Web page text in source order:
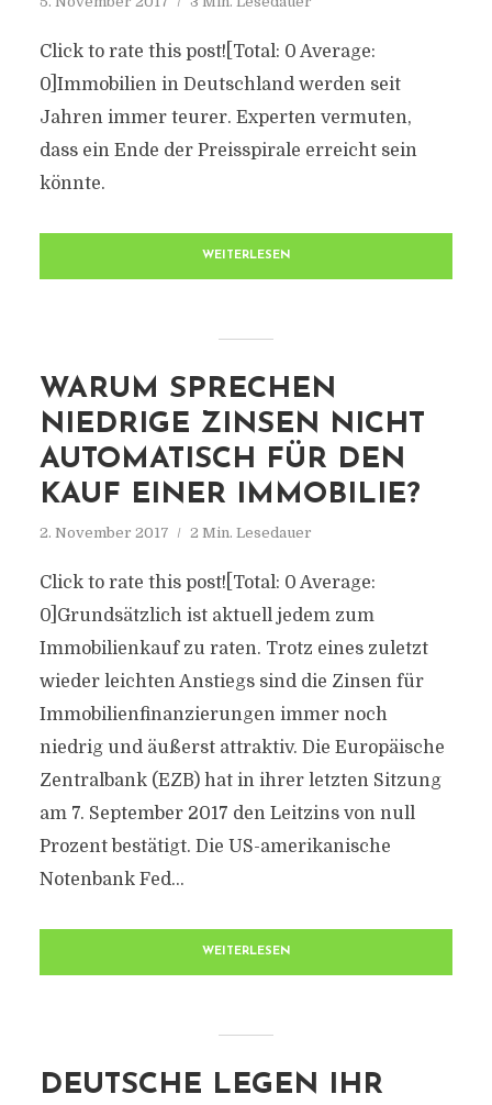
Click to rate this post![Total: 0 Average:
0]Immobilien in Deutschland werden seit
Jahren immer teurer. Experten vermuten,
dass ein Ende der Preisspirale erreicht sein
könnte.
WEITERLESEN
WARUM SPRECHEN
NIEDRIGE ZINSEN NICHT
AUTOMATISCH FÜR DEN
KAUF EINER IMMOBILIE?
2. November 2017 2 Min. Lesedauer
Click to rate this post![Total: 0 Average:
0]Grundsätzlich ist aktuell jedem zum
Immobilienkauf zu raten. Trotz eines zuletzt
wieder leichten Anstiegs sind die Zinsen für
Immobilienfinanzierungen immer noch
niedrig und äußerst attraktiv. Die Europäische
Zentralbank (EZB) hat in ihrer letzten Sitzung
am 7. September 2017 den Leitzins von null
Prozent bestätigt. Die US-amerikanische
Notenbank Fed...
WEITERLESEN
DEUTSCHE LEGEN IHR